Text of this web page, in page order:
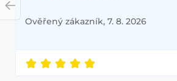
Ověřený zákazník, 7. 8. 2026